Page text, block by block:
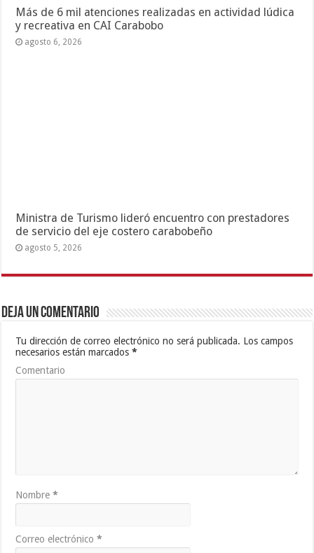
Más de 6 mil atenciones realizadas en actividad lúdica
y recreativa en CAI Carabobo
agosto 6, 2026
Ministra de Turismo lideró encuentro con prestadores
de servicio del eje costero carabobeño
agosto 5, 2026
Deja un comentario
Tu dirección de correo electrónico no será publicada. Los campos
necesarios están marcados*
Comentario
Nombre*
Correo electrónico*